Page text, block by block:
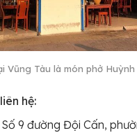
Vũng Tàu là món phở
hệ:
9 đường Đội Cấn,